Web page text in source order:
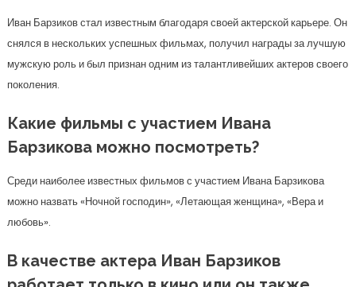
Иван Барзиков стал известным благодаря своей актерской карьере. Он
снялся в нескольких успешных фильмах, получил награды за лучшую
мужскую роль и был признан одним из талантливейших актеров своего
поколения.
Какие фильмы с участием Ивана
Барзикова можно посмотреть?
Среди наиболее известных фильмов с участием Ивана Барзикова
можно назвать «Ночной господин», «Летающая женщина», «Вера и
любовь».
В качестве актера Иван Барзиков